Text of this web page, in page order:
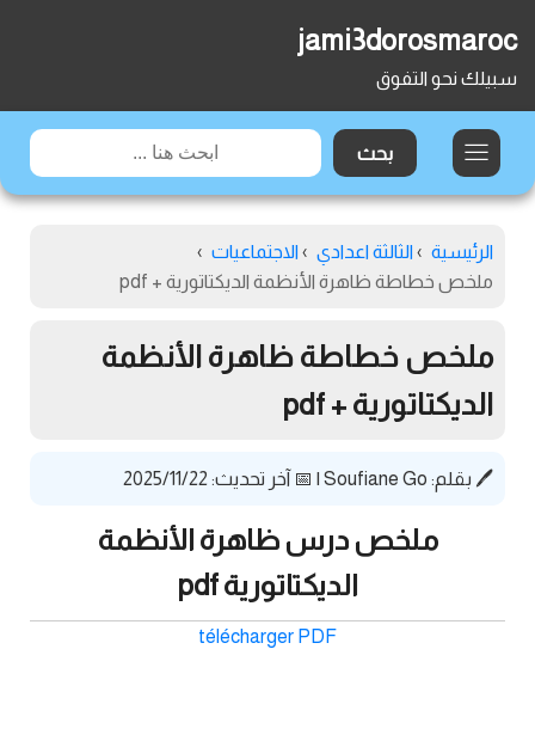
jami3dorosmaroc
سبيلك نحو التفوق
الرئيسية › الثالثة اعدادي › الاجتماعيات ›
ملخص خطاطة ظاهرة الأنظمة الديكتاتورية + pdf
ملخص خطاطة ظاهرة الأنظمة
الديكتاتورية + pdf
🖊️ بقلم: Soufiane Go
| 📅 آخر تحديث: 2025/11/22
ملخص درس ظاهرة الأنظمة
الديكتاتورية pdf
télécharger PDF